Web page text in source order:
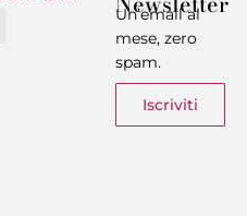
Un’email al
mese, zero
spam.
Iscriviti